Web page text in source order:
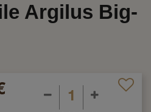
Argilus Big-